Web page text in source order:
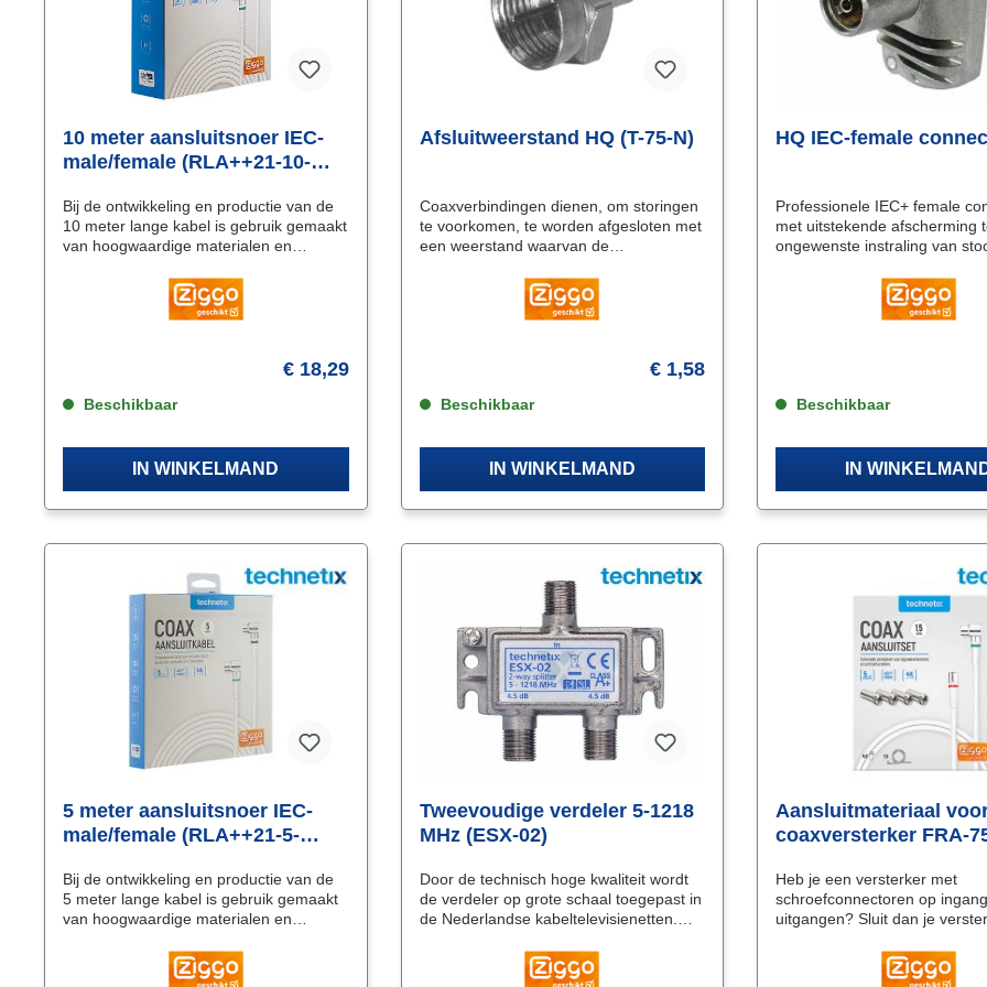
10 meter aansluitsnoer IEC-
male/female (RLA++21-10-
Bij de ontwikkeling en productie van de
10 meter lange kabel is gebruik gemaakt
van hoogwaardige materialen en
connectoren voor prima verbinding
Uitgevoerd met een aangegoten
trekontlasting. De juiste maatvoering en
waarborgen een minimale demping. De
geschikt voor radio. televisie en digitale
€ 18,29
Beschikbaar
IN WINKELMAND
Afsluitweerstand HQ (T-75-N)
Coaxverbindingen dienen, om storingen
te voorkomen, te worden afgesloten met
een weerstand waarvan de
van de coaxkabel. Hiervoor is deze T-75
ontwikkeld. De T-75 schroeft u op een F
female connector. Ook voorkomt u met
afwerkingUitstekend reflectiedemping
€ 1,58
Beschikbaar
IN WINKELMAND
HQ IEC-female
Professionele IEC+ female
met uitstekende afscherming
ongewenste instraling van
instraling te stoppen. Eenvoudig aan de
kabel te monteren. u heeft
Beschikbaar
IN
5 meter aansluitsnoer IEC-
male/female (RLA++21-5-
Bij de ontwikkeling en productie van de
5 meter lange kabel is gebruik gemaakt
van hoogwaardige materialen en
demping. minimaal signaalverlies
Uitstekende connectoren voor prima
Tweevoudige verdeler 5-1218
MHz (ESX-02)
Door de technisch hoge kwaliteit wordt
de verdeler op grote schaal toegepast in
de Nederlandse kabeltelevisienetten.
frequentiegebied Behuizing in metaal
Aansluitmateriaal
coaxversterker FRA-
Heb je een versterker met
schroefconnectoren op
uitgangen? Sluit dan je
overname punt (AOP) en
binnenhuiskabels met IEC-